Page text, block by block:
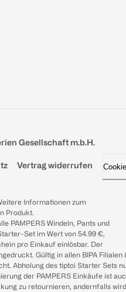
Gesellschaft m.b.H.
Vertrag widerrufen
Informationen zum
Produkt.
PAMPERS Windeln, Pants und
Set im Wert von 54.99 €,
pro Einkauf einlösbar. Der
Gültig in allen BIPA Filialen
Abholung des tiptoi Starter Sets
der PAMPERS Einkäufe ist
zu retournieren, andernfalls wird